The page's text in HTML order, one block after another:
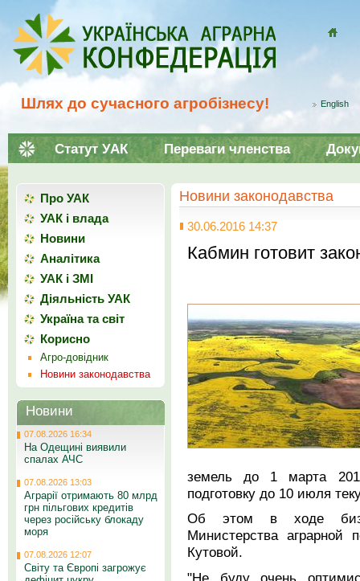
Шлях до сучасного агробізнесу! English
Статут УАК Переваги членства
Новини законодавства
30.06.2016 14:37
Кабмин готовит
земель до 1 марта
подготовку до 10 июля
Об этом в ходе
Министерства аграрной
Кутовой.
"Не буду очень
Про УАК
УАК і влада
Новини
Аналітика
УАК і ЗМІ
Діяльність УАК
Україна та світ
Корисно
Агро-довідник
Новини законодавства
Новини
07.08.2026 16:34
На Одещині виявили
спалах АЧС
07.08.2026 13:03
Аграрії отримають 80 млрд
грн пільгових кредитів
через російську блокаду
моря
07.08.2026 12:07
Світу та Європі загрожує